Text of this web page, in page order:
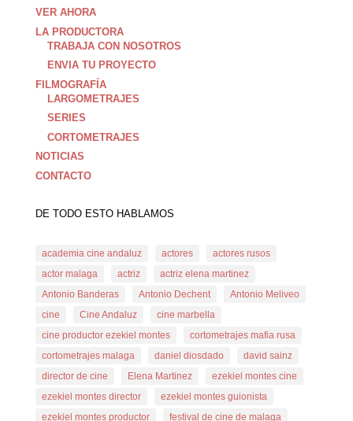
VER AHORA
LA PRODUCTORA
TRABAJA CON NOSOTROS
ENVIA TU PROYECTO
FILMOGRAFÍA
LARGOMETRAJES
SERIES
CORTOMETRAJES
NOTICIAS
CONTACTO
DE TODO ESTO HABLAMOS
academia cine andaluz actores
actores rusos
actor malaga
actriz
actriz elena martinez
Antonio Banderas
Antonio Dechent
Antonio Meliveo
cine
Cine Andaluz
cine marbella
cine productor ezekiel montes
cortometrajes mafia rusa
cortometrajes malaga
daniel diosdado
david sainz
director de cine
Elena Martinez
ezekiel montes cine
ezekiel montes director
ezekiel montes guionista
ezekiel montes productor
festival de cine de malaga